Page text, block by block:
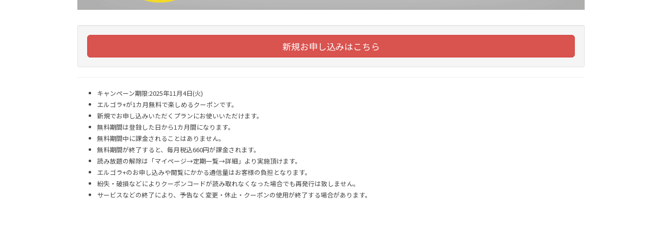
新規お申し込みはこちら
キャンペーン期限:2025年11月4日(火)
エルゴラ+が1カ月無料で楽しめるクーポンです。
新規でお申し込みいただくプランにお使いいただけます。
無料期間は登録した日から1カ月間になります。
無料期間中に課金されることはありません。
無料期間が終了すると、毎月税込660円が課金されます。
読み放題の解除は「マイページ→定期一覧→詳細」より実施頂けます。
エルゴラ+のお申し込みや閲覧にかかる通信量はお客様の負担となります。
紛失・破損などによりクーポンコードが読み取れなくなった場合でも再発行は致しません。
サービスなどの終了により、予告なく変更・休止・クーポンの使用が終了する場合があります。